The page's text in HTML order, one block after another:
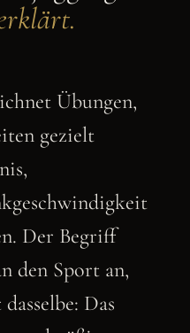
Übungen,
gezielt
Der Begriff
den Sport an,
Das